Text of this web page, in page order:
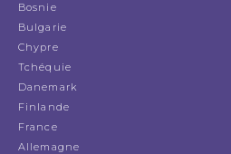
Bosnie
Bulgarie
Chypre
Tchéquie
Danemark
Finlande
France
Allemagne